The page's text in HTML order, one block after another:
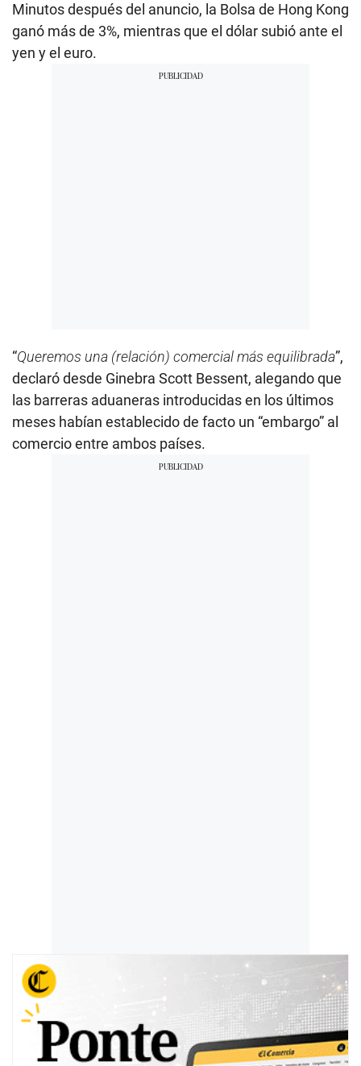
Minutos después del anuncio, la Bolsa de Hong Kong
ganó más de 3%, mientras que el dólar subió ante el
yen y el euro.
“Queremos una (relación) comercial más equilibrada”,
declaró desde Ginebra Scott Bessent, alegando que
las barreras aduaneras introducidas en los últimos
meses habían establecido de facto un “embargo” al
comercio entre ambos países.